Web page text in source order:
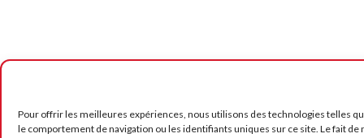
Pour offrir les meilleures expériences, nous utilisons des technologies telles
le comportement de navigation ou les identifiants uniques sur ce site. Le fait